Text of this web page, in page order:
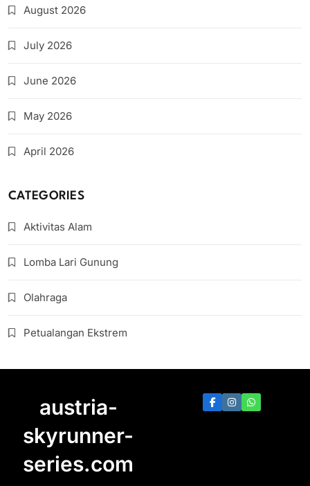
August 2026
July 2026
June 2026
May 2026
April 2026
CATEGORIES
Aktivitas Alam
Lomba Lari Gunung
Olahraga
Petualangan Ekstrem
austria-
skyrunner-
series.com